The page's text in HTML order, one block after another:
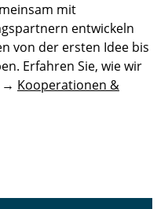
mit
entwickeln
von der ersten Idee bis
Erfahren Sie, wie wir
→ Kooperationen &